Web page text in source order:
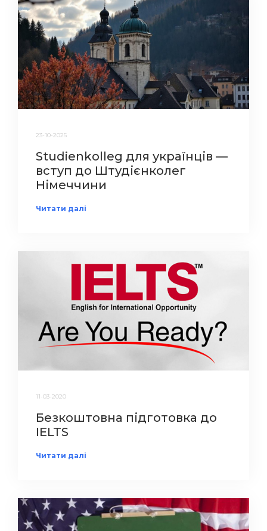
23-10-2025
Studienkolleg для українців —
вступ до Штудієнколег
Німеччини
Читати далі
11-03-2020
Безкоштовна підготовка до
IELTS
Читати далі